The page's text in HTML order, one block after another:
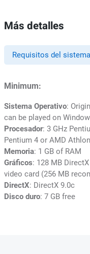
Más detalles
Requisitos del sistema
Minimum:
Sistema Operativo:
can be played on
Procesador: 3 GHz
Pentium 4 or AMD
Memoria: 1 GB of RAM
Gráficos: 128 MB
video card (256 MB
DirectX: DirectX 9.0c
Disco duro: 7 GB free